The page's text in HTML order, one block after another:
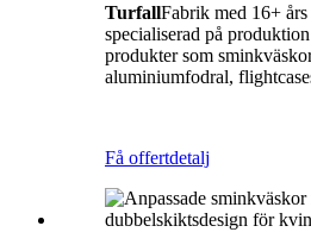
TurfallFabrik med 16+ års
specialiserad på
produkter som
aluminiumfodral,
Få offertdetalj